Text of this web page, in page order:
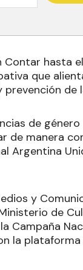
hasta
que
de
de
de manera
Argentina
y
de
Campaña
la